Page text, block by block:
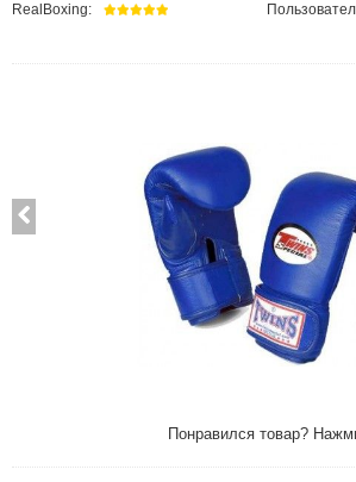
Понравился товар?
RealBoxing: